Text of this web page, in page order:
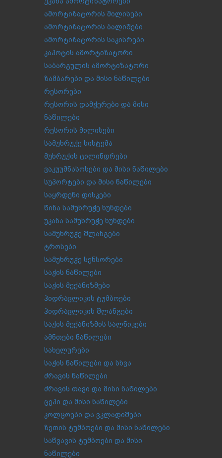
ამორტიზატორის მილისები
ამორტიზატორის ბალიშები
ამორტიზატორის საკისრები
კაპოტის ამორტიზატორი
საბარგულის ამორტიზატორი
ზამბარები და მისი ნაწილები
რესორები
რესორის დამჭერები და მისი
ნაწილები
რესორის მილისები
სამუხრუჭე სისტემა
მუხრუჭის ცილინდრები
ვაკუუმნასოსები და მისი ნაწილები
სუპორტები და მისი ნაწილები
საყრდენი დისკები
წინა სამუხრუჭე ხუნდები
უკანა სამუხრუჭე ხუნდები
სამუხრუჭე შლანგები
ტროსები
სამუხრუჭე სენსორები
საჭის ნაწილები
საჭის მექანიზმები
ჰიდრავლიკის ტუმბოები
ჰიდრავლიკის შლანგები
საჭის მექანიზმის სალნიკები
ამნთები ნაწილები
სახელურები
საჭის ნაწილები და სხვა
ძრავის ნაწილები
ძრავის თავი და მისი ნაწილები
ცეპი და მისი ნაწილები
კოლცოები და ვკლადიშები
ზეთის ტუმბოები და მისი ნაწილები
საწვავის ტუმბოები და მისი
ნაწილები